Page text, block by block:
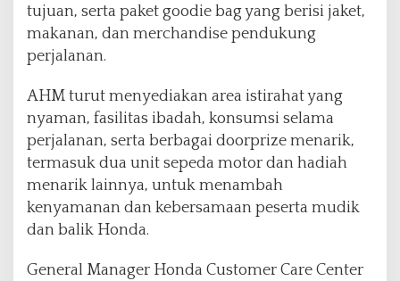
tujuan, serta paket goodie bag yang berisi jaket,
makanan, dan merchandise pendukung
perjalanan.
AHM turut menyediakan area istirahat yang
nyaman, fasilitas ibadah, konsumsi selama
perjalanan, serta berbagai doorprize menarik,
termasuk dua unit sepeda motor dan hadiah
menarik lainnya, untuk menambah
kenyamanan dan kebersamaan peserta mudik
dan balik Honda.
General Manager Honda Customer Care Center